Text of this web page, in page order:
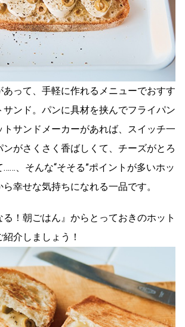
あって、手軽に作れるメニューでおすす
ンド。パンに具材を挟んでフライパン
トサンドメーカーがあれば、スイッチ一
がさくさく香ばしくて、チーズがとろ
……、そんな“そそる”ポイントが多いホッ
ら幸せな気持ちになれる一品です。
る！朝ごはん』からとっておきのホット
介しましょう！